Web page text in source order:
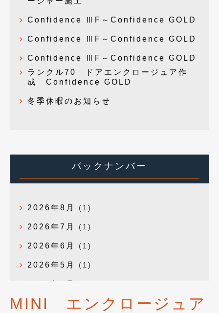
Confidence ⅢF～Confidence GOLD
Confidence ⅢF～Confidence GOLD
Confidence ⅢF～Confidence GOLD
ランクル70 ドアエンクロージュア作
成 Confidence GOLD
冬季休暇のお知らせ
バックナンバー
2026年8月 (1)
2026年7月 (1)
2026年6月 (1)
2026年5月 (1)
2026年1月
2025年12月 (3)
MINI エンクロージュア